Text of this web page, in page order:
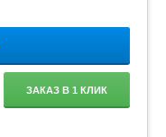
ЗАКАЗ В 1 КЛИК